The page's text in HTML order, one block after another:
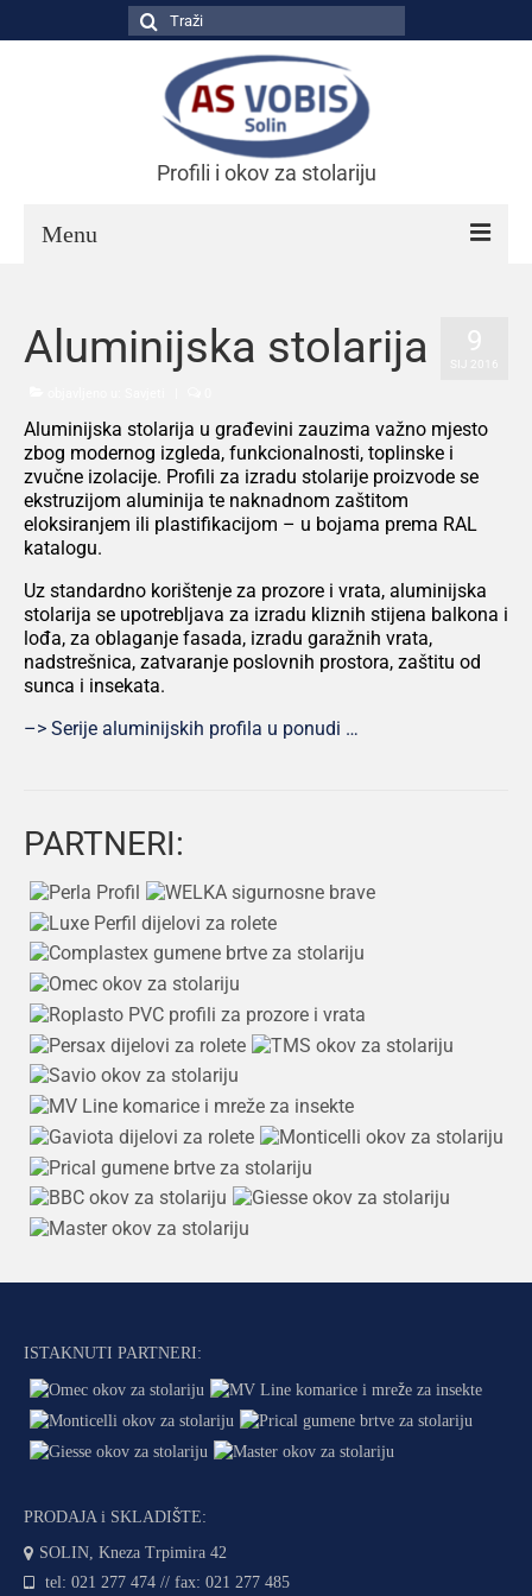
Search
for:
Profili i okov za stolariju
Menu
O NAMA
PARTNERI
SAVJETI
PRIVATNOST – KOLAČIĆI
9
SIJ 2016
Aluminijska stolarija
Aluminijska stolarija u građevini zauzima važno mjesto
zbog modernog izgleda, funkcionalnosti, toplinske i
zvučne izolacije. Profili za izradu stolarije proizvode se
ekstruzijom aluminija te naknadnom zaštitom
eloksiranjem ili plastifikacijom – u bojama prema RAL
katalogu.
Uz standardno korištenje za prozore i vrata, aluminijska
stolarija se upotrebljava za izradu kliznih stijena balkona i
lođa, za oblaganje fasada, izradu garažnih vrata,
nadstrešnica, zatvaranje poslovnih prostora, zaštitu od
sunca i insekata.
–> Serije aluminijskih profila u ponudi …
PARTNERI:
ISTAKNUTI PARTNERI:
PRODAJA i SKLADIŠTE:
SOLIN, Kneza Trpimira 42
tel: 021 277 474 // fax: 021 277 485